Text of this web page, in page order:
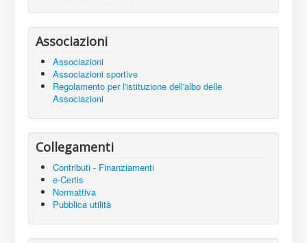
Associazioni
Associazioni
Associazioni sportive
Regolamento per l'istituzione dell'albo delle
Associazioni
Collegamenti
Contributi - Finanziamenti
e-Certis
Normattiva
Pubblica utilità